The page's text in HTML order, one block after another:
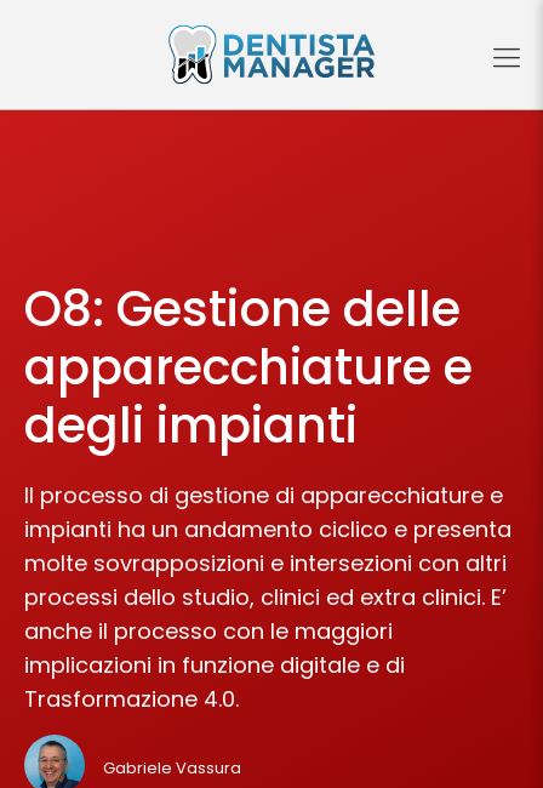
O8: Gestione delle
apparecchiature e
degli impianti
Il processo di gestione di apparecchiature e
impianti ha un andamento ciclico e presenta
molte sovrapposizioni e intersezioni con altri
processi dello studio, clinici ed extra clinici. E’
anche il processo con le maggiori
implicazioni in funzione digitale e di
Trasformazione 4.0.
Gabriele Vassura